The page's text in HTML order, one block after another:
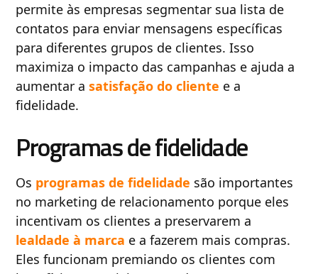
permite às empresas segmentar sua lista de
contatos para enviar mensagens específicas
para diferentes grupos de clientes. Isso
maximiza o impacto das campanhas e ajuda a
aumentar asatisfação do cliente e a
fidelidade.
Programas de fidelidade
Os programas de fidelidade são importantes
no marketing de relacionamento porque eles
incentivam os clientes a preservarem a
lealdade à marca e a fazerem mais compras.
Eles funcionam premiando os clientes com